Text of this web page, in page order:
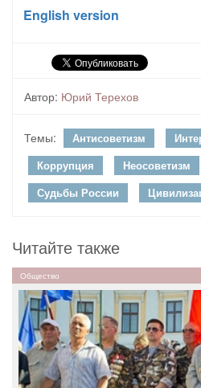
English version
Автор: Юрий Терехов
Темы: Антисоветизм
Коррупция
Неосоветизм
Судьбы России
Читайте также
Общество